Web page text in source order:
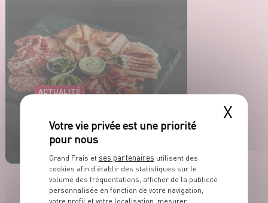
ACTUALITÉ
charcuterie au rayon
boucherie traditionnel
EN SAVOIR PLUS
X
Grand Frais et ses partenaires utilisent des
cookies afin d’établir des statistiques sur le
volume des fréquentations, afficher de la publicité
personnalisée en fonction de votre navigation,
votre profil et votre localisation, mesurer